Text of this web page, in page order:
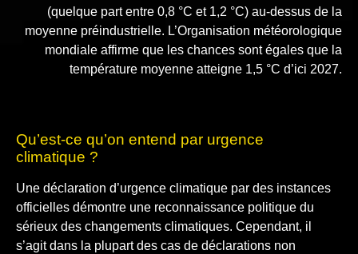
(quelque part entre 0,8 °C et 1,2 °C) au-dessus de la
moyenne préindustrielle. L’Organisation météorologique
mondiale affirme que les chances sont égales que la
température moyenne atteigne 1,5 °C d’ici 2027.
Qu’est-ce qu’on entend par urgence
climatique ?
Une déclaration d’urgence climatique par des instances
officielles démontre une reconnaissance politique du
sérieux des changements climatiques. Cependant, il
s’agit dans la plupart des cas de déclarations non